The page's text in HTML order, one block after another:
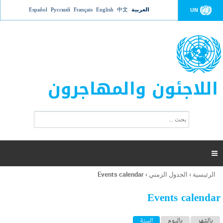
Jump to navigation UN العربية 中文
English
Français
Русский
Español
اللاجئون والمهاجرون
ت
ر
ل
ح
ب

أنت
هنا
الرئيسية › الجدول الزمني ›
Events calendar
Events calendar